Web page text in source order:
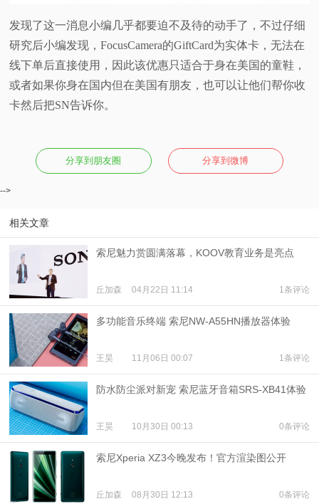
发现了这一消息小编几乎都要迫不及待的动手了，不过仔细
研究后小编发现，FocusCamera的GiftCard为实体卡，无法在
线下单后直接使用，因此该优惠只适合于身在美国的童鞋，
或者如果你身在国内但在美国有朋友，也可以让他们帮你收
卡然后把SN告诉你。
分享到朋友圈 分享到微博
-->
相关文章
索尼魅力赏圆满落幕，KOOV教育业务是亮点
丘加森 04月22日 11:14 1条评论
多功能音乐终端 索尼NW-A55HN播放器体验
王昊 11月06日 00:07 1条评论
防水防尘派对新宠 索尼蓝牙音箱SRS-XB41体验
王昊 10月30日 00:13 0条评论
索尼Xperia XZ3今晚发布！官方渲染图公开
丘加森 08月30日 12:13 0条评论